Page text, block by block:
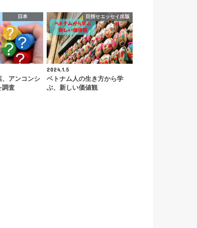
日本
、アンコンシ
調査
目指せエッセイ出版
2024.1.5
ベトナム人の生き方から学
ぶ、新しい価値観